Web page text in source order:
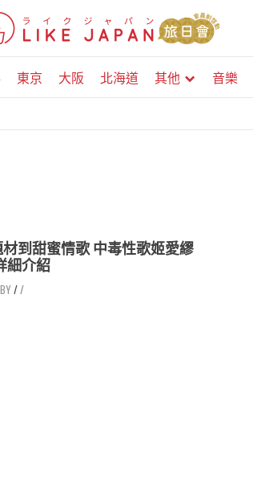
東京 大阪 北海道 其他 音樂
到甜蜜情歌 中毒性歌姬愛繆
細介紹
//